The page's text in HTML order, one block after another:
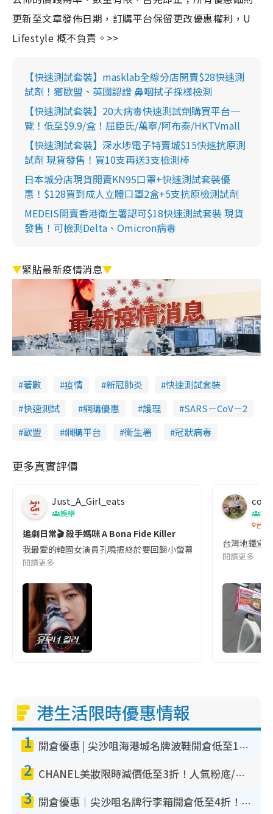
更新至文章發佈日期，訂購平台保留更改優惠權利，U
Lifestyle 概不負責。>>
【快速測試套裝】masklab全線分店開賣$28快速測
試劑！獲歐盟、英國認證 鼻咽拭子採樣檢測
【快速測試套裝】20大病毒快速測試劑購買平台一
覽！低至$9.9/盒！屈臣氏/萬寧/阿布泰/HKTVmall
【快速測試套裝】深水埗電子特賣城$15快速抗原測
試劑 現貨發售！買10支再送3支檢測棒
日本城分店現貨開賣KN95口罩+快速測試套裝優
惠！$128買到成人立體口罩2盒+5支抗原檢測試劑
MEDEIS開賣香港衛生署認可$18快速測試套裝 現貨
發售！可檢測Delta、Omicron病毒
▼緊貼最新疫情消息▼
著數 疫情 新冠肺炎
快速測試套裝
快速測試
網購優惠 護理
SARS－CoV－2
歐盟
網購平台 衞生署 冠狀病毒
更多真實評價
Just_A_Girl_eats
娛樂
追劇日常🎬 殺手媽咪 A Bona Fide Killer
我最愛的韓國女演員孔曉振終於要回歸小螢幕啦!這次的劇本改編
閱讀更多
co
吹
台灣
台灣地鐵宣
閱讀更多
港生活限時優惠情報
1 開倉優惠 | 尖沙咀海港城名牌波鞋開倉低至1折！On鞋$899起／Joy&Peace鞋履$98起
2 CHANEL美妝限時減價低至3折！人氣粉底/唇膏/精華液低至$275！COCO香水都有平
3 開倉優惠｜尖沙咀名牌行李箱開倉低至4折！一連5日 American Tourister/ace./Hallmark $200起！